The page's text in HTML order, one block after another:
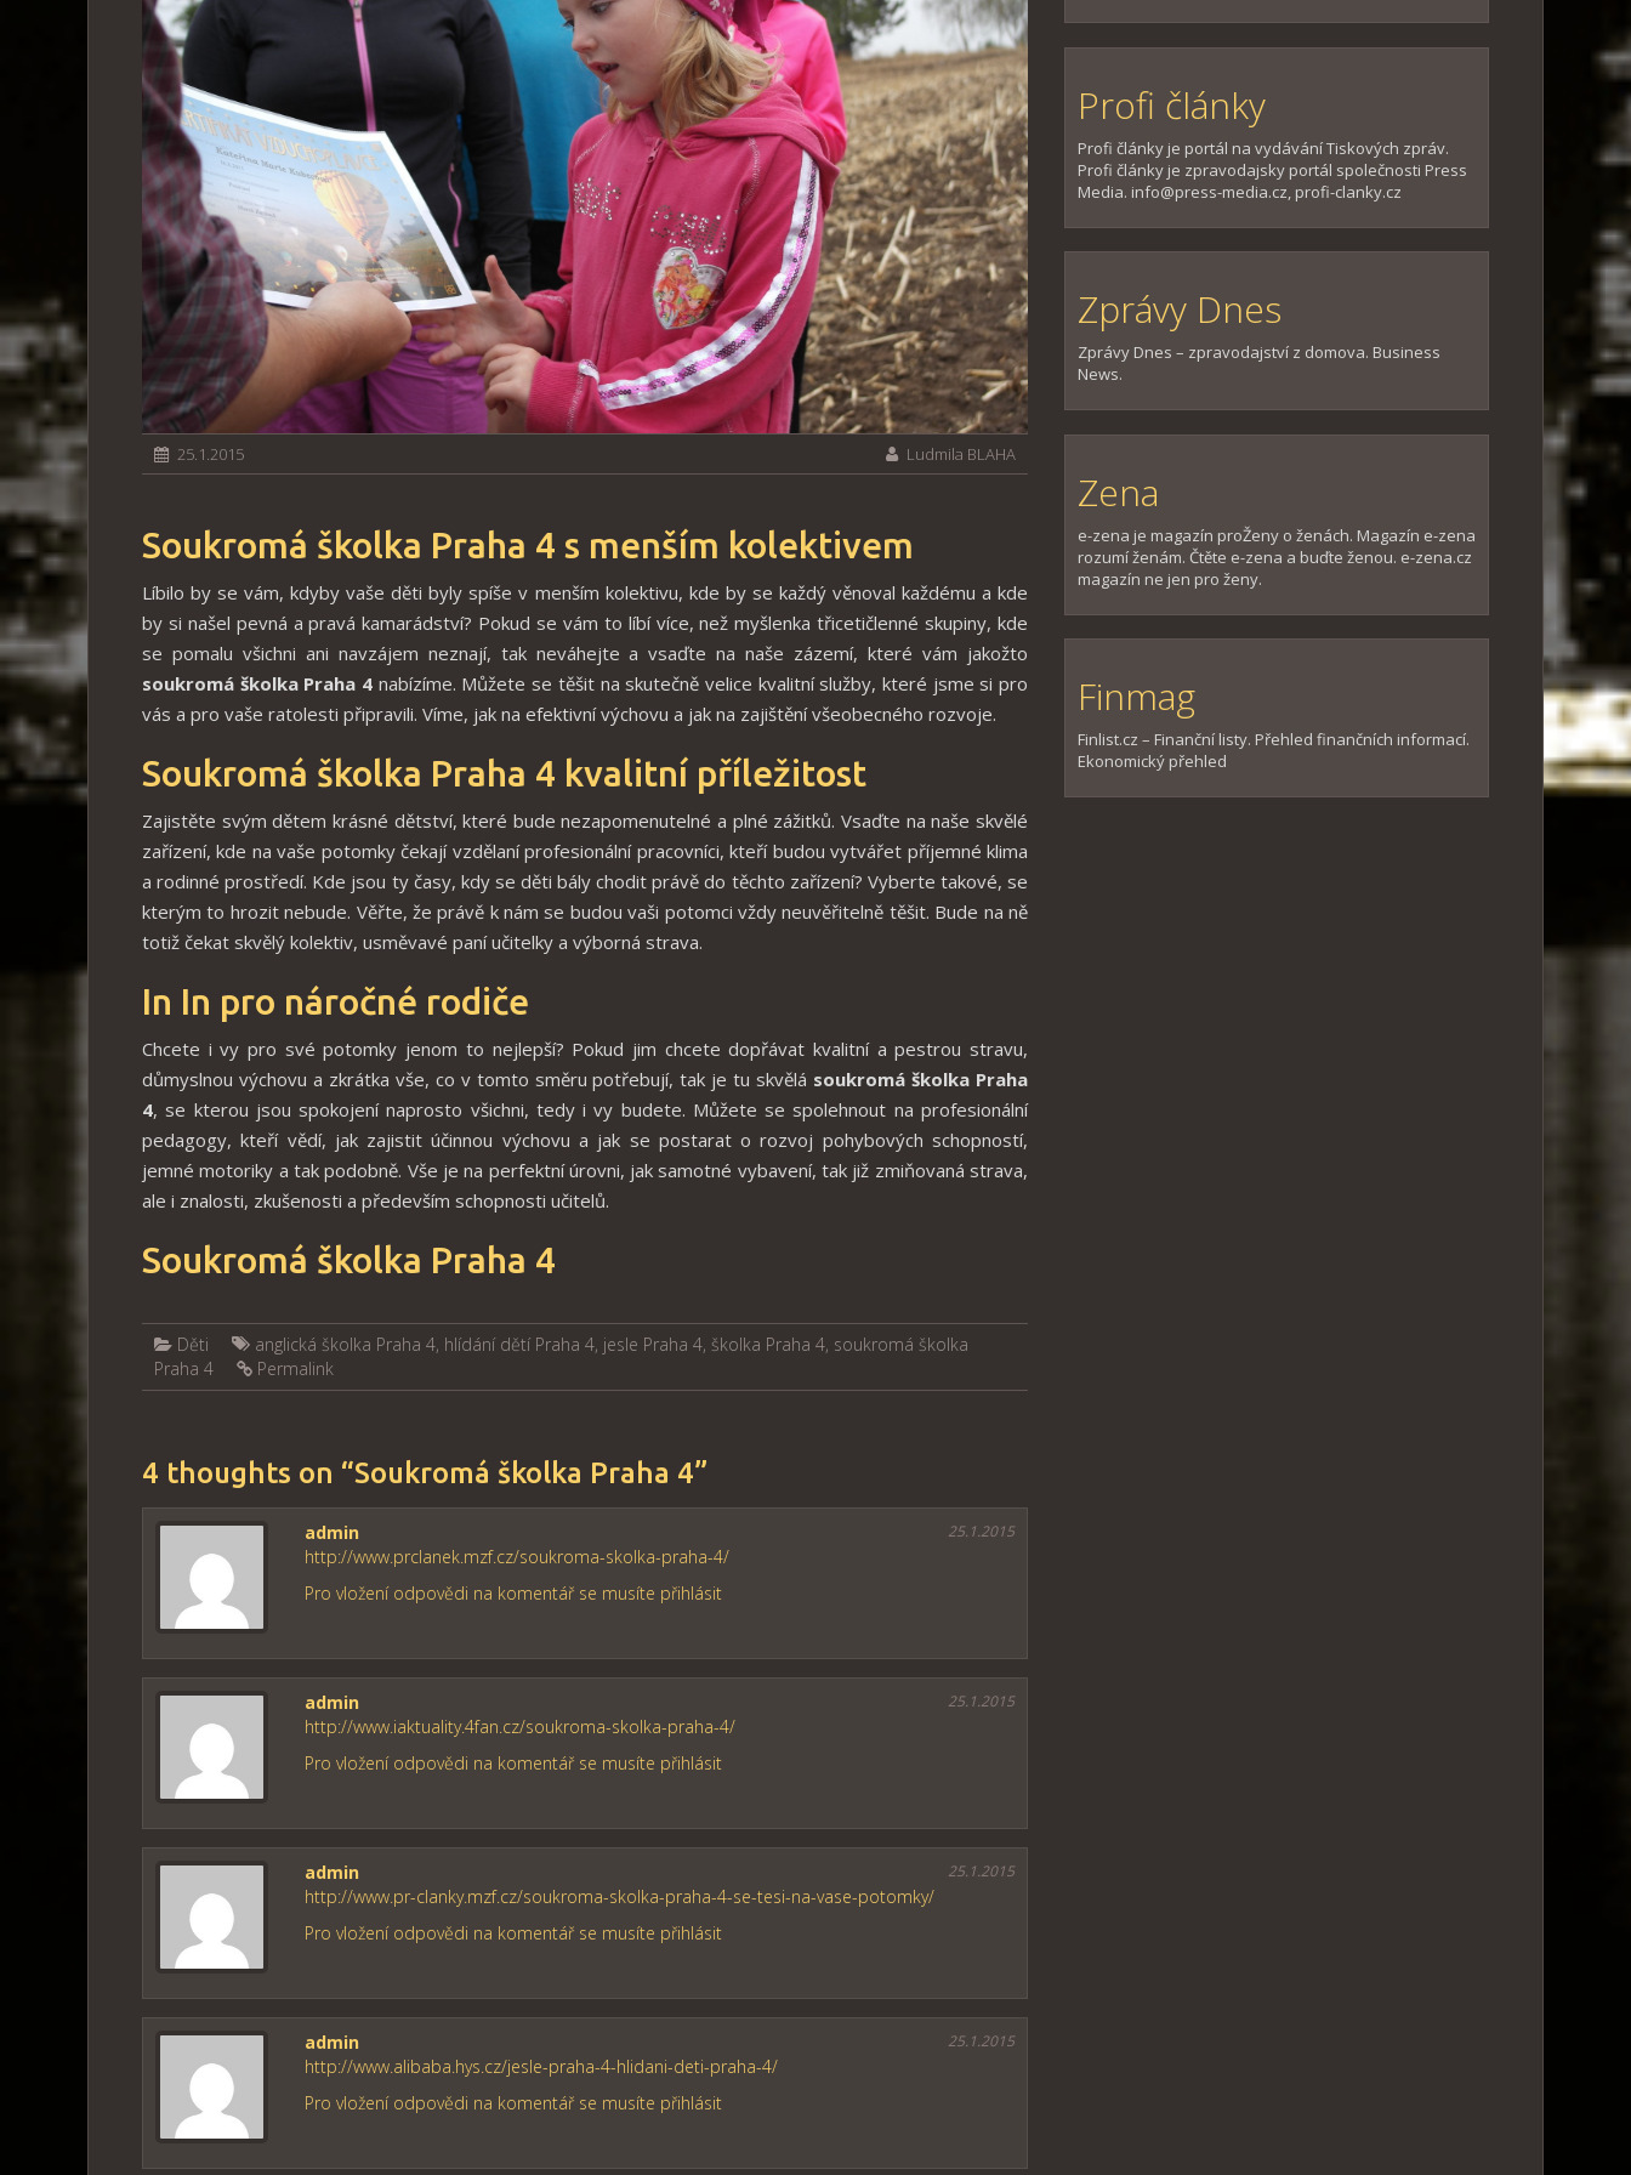
25.1.2015 Ludmila BLAHA
Soukromá školka Praha 4 s menším kolektivem
Líbilo by se vám, kdyby vaše děti byly spíše v menším kolektivu, kde by se každý věnoval každému a kde
by si našel pevná a pravá kamarádství? Pokud se vám to líbí více, než myšlenka třicetičlenné skupiny, kde
se pomalu všichni ani navzájem neznají, tak neváhejte a vsaďte na naše zázemí, které vám jakožto
soukromá školka Praha 4 nabízíme. Můžete se těšit na skutečně velice kvalitní služby, které jsme si pro
vás a pro vaše ratolesti připravili. Víme, jak na efektivní výchovu a jak na zajištění všeobecného rozvoje.
Soukromá školka Praha 4 kvalitní příležitost
Zajistěte svým dětem krásné dětství, které bude nezapomenutelné a plné zážitků. Vsaďte na naše skvělé
zařízení, kde na vaše potomky čekají vzdělaní profesionální pracovníci, kteří budou vytvářet příjemné klima
a rodinné prostředí. Kde jsou ty časy, kdy se děti bály chodit právě do těchto zařízení? Vyberte takové, se
kterým to hrozit nebude. Věřte, že právě k nám se budou vaši potomci vždy neuvěřitelně těšit. Bude na ně
totiž čekat skvělý kolektiv, usměvavé paní učitelky a výborná strava.
In In pro náročné rodiče
Chcete i vy pro své potomky jenom to nejlepší? Pokud jim chcete dopřávat kvalitní a pestrou stravu,
důmyslnou výchovu a zkrátka vše, co v tomto směru potřebují, tak je tu skvělá soukromá školka Praha
4, se kterou jsou spokojení naprosto všichni, tedy i vy budete. Můžete se spolehnout na profesionální
pedagogy, kteří vědí, jak zajistit účinnou výchovu a jak se postarat o rozvoj pohybových schopností,
jemné motoriky a tak podobně. Vše je na perfektní úrovni, jak samotné vybavení, tak již zmiňovaná strava,
ale i znalosti, zkušenosti a především schopnosti učitelů.
Soukromá školka Praha 4
Děti anglická školka Praha 4, hlídání dětí Praha 4, jesle Praha 4, školka Praha 4, soukromá školka
Praha 4
Permalink
4 thoughts on “Soukromá školka Praha 4”
admin 25.1.2015
http://www.prclanek.mzf.cz/soukroma-skolka-praha-4/
Pro vložení odpovědi na komentář se musíte přihlásit
admin 25.1.2015
http://www.iaktuality.4fan.cz/soukroma-skolka-praha-4/
Pro vložení odpovědi na komentář se musíte přihlásit
admin 25.1.2015
http://www.pr-clanky.mzf.cz/soukroma-skolka-praha-4-se-tesi-na-vase-potomky/
Pro vložení odpovědi na komentář se musíte přihlásit
admin 25.1.2015
http://www.alibaba.hys.cz/jesle-praha-4-hlidani-deti-praha-4/
Pro vložení odpovědi na komentář se musíte přihlásit
Profi články
Profi články je portál na vydávání Tiskových zpráv.
Profi články je zpravodajsky portál společnosti Press
Media. info@press-media.cz, profi-clanky.cz
Zprávy Dnes
Zprávy Dnes – zpravodajství z domova. Business
News.
Zena
e-zena je magazín proŽeny o ženách. Magazín e-zena
rozumí ženám. Čtěte e-zena a buďte ženou. e-zena.cz
magazín ne jen pro ženy.
Finmag
Finlist.cz – Finanční listy. Přehled finančních informací.
Ekonomický přehled